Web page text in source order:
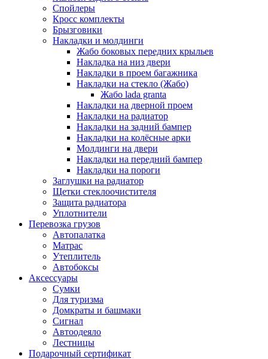
Спойлеры
Кросс комплекты
Брызговики
Накладки и молдинги
Жабо боковых передних крыльев
Накладка на низ двери
Накладки в проем багажника
Накладки на стекло (Жабо)
Жабо lada granta
Накладки на дверной проем
Накладки на радиатор
Накладки на задний бампер
Накладки на колёсные арки
Молдинги на двери
Накладки на передний бампер
Накладки на пороги
Заглушки на радиатор
Щетки стеклоочистителя
Защита радиатора
Уплотнители
Перевозка грузов
Автопалатка
Матрас
Утеплитель
Автобоксы
Аксессуары
Сумки
Для туризма
Домкраты и башмаки
Сигнал
Автоодеяло
Лестницы
Подарочный сертификат